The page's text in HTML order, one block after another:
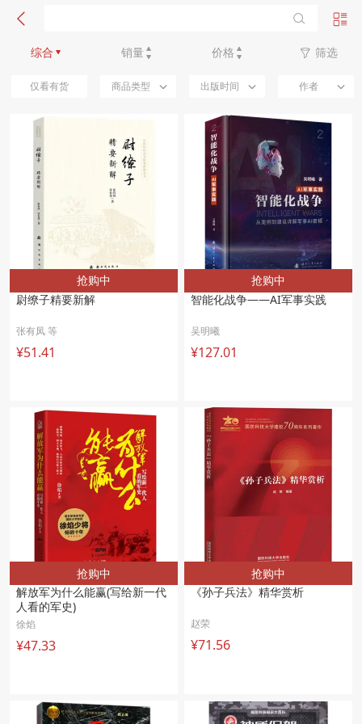
综合 销量 价格 筛选
新品优先
仅看有货 商品类型 出版时间 作者
抢购中
尉缭子精要新解
张有凤 等
¥51.41
抢购中
吴明曦
¥127.01
抢购中
解放军为什么能赢(写给新一代
人看的军史)
徐焰
¥47.33
抢购中
《孙子兵法》精华赏析
赵荣
¥71.56